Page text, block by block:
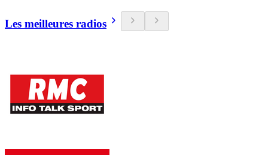
Les meilleures radios